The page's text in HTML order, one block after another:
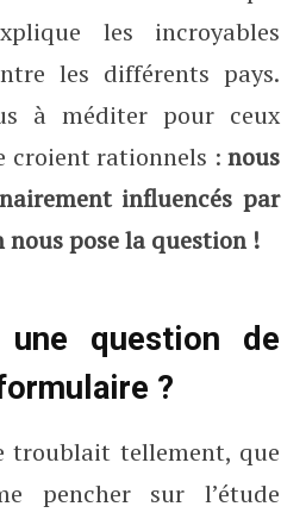
les incroyables
les différents pays.
à méditer pour ceux
croient rationnels : nous
influencés par
pose la question !
question de
?
troublait tellement, que
pencher sur l’étude